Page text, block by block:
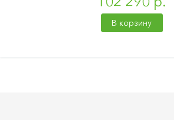
В корзину